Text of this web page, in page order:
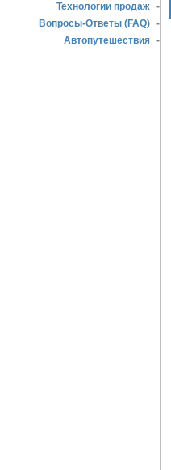
Технологии продаж -
Вопросы-Ответы (FAQ) -
Автопутешествия -